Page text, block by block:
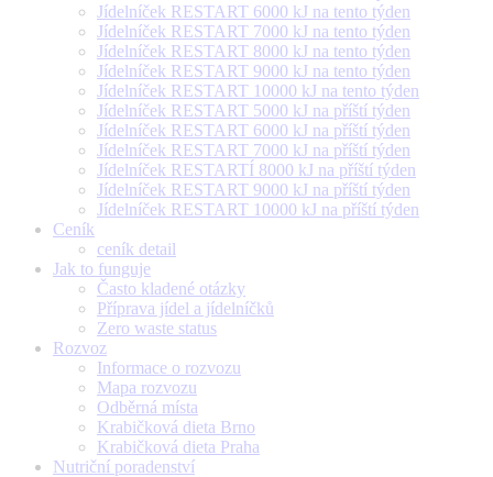
Jídelníček RESTART 6000 kJ na tento týden
Jídelníček RESTART 7000 kJ na tento týden
Jídelníček RESTART 8000 kJ na tento týden
Jídelníček RESTART 9000 kJ na tento týden
Jídelníček RESTART 10000 kJ na tento týden
Jídelníček RESTART 5000 kJ na příští týden
Jídelníček RESTART 6000 kJ na příští týden
Jídelníček RESTART 7000 kJ na příští týden
Jídelníček RESTARTÍ 8000 kJ na příští týden
Jídelníček RESTART 9000 kJ na příští týden
Jídelníček RESTART 10000 kJ na příští týden
Ceník
ceník detail
Jak to funguje
Často kladené otázky
Příprava jídel a jídelníčků
Zero waste status
Rozvoz
Informace o rozvozu
Mapa rozvozu
Odběrná místa
Krabičková dieta Brno
Krabičková dieta Praha
Nutriční poradenství